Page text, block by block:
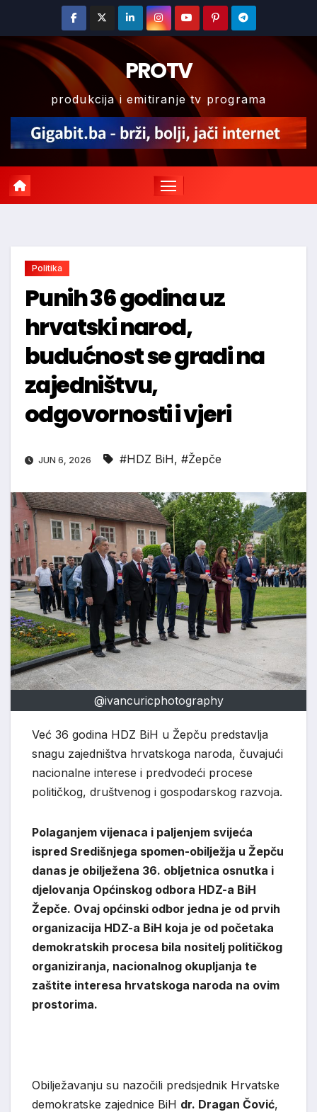
content
PROTV
produkcija i emitiranje tv programa
Politika
Punih 36 godina uz
hrvatski narod,
budućnost se gradi na
zajedništvu,
odgovornosti i vjeri
JUN 6, 2026 #HDZ BiH, #Žepče
@ivancuricphotography
Već 36 godina HDZ BiH u Žepču predstavlja
snagu zajedništva hrvatskoga naroda, čuvajući
nacionalne interese i predvodeći procese
političkog, društvenog i gospodarskog razvoja.
Polaganjem vijenaca i paljenjem svijeća
ispred Središnjega spomen-obilježja u Žepču
danas je obilježena 36. obljetnica osnutka i
djelovanja Općinskog odbora HDZ-a BiH
Žepče. Ovaj općinski odbor jedna je od prvih
organizacija HDZ-a BiH koja je od početaka
demokratskih procesa bila nositelj političkog
organiziranja, nacionalnog okupljanja te
zaštite interesa hrvatskoga naroda na ovim
prostorima.
Obilježavanju su nazočili predsjednik Hrvatske
demokratske zajednice BiH dr. Dragan Čović,